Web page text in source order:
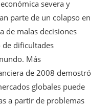
severa y
parte de un colapso en
de malas decisiones
de dificultades
Más
de 2008 demostró
globales puede
a partir de problemas